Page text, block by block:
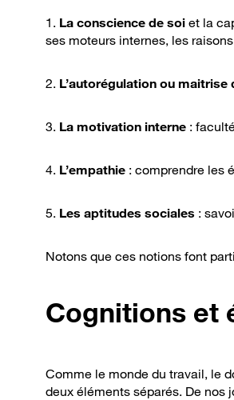
1. La conscience de soi et la
ses moteurs internes, les
2. L’autorégulation ou maitrise
3. La motivation interne :
4. L’empathie : comprendre les
5. Les aptitudes sociales :
Notons que ces notions font
Cognitions et
Comme le monde du travail, le
deux éléments séparés. De nos